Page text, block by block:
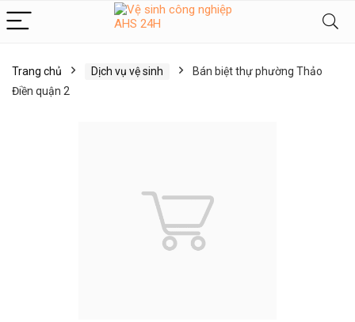
Trang chủ Dịch vụ vệ sinh
Bán biệt thự phường Thảo
Điền quận 2